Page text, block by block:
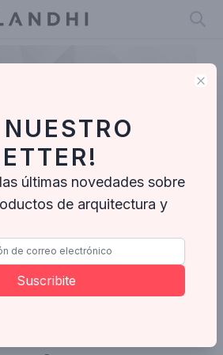
Daniel
Enviar mensaje
últimas novedades sobre
de arquitectura y
Suscribite